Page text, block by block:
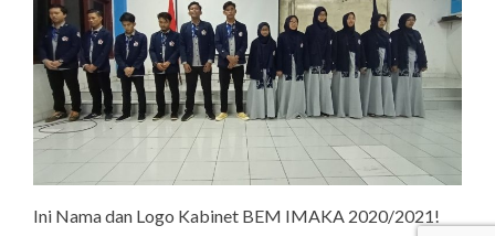
Ini Nama dan Logo Kabinet BEM IMAKA 2020/2021!